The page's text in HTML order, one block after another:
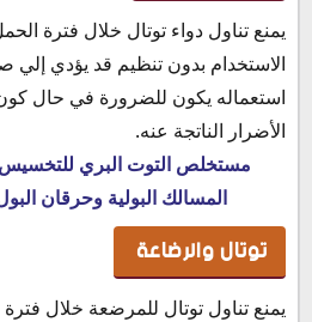
يمنع تناول دواء توتال خلال فترة
الاستخدام بدون تنظيم قد يؤدي إلي
استعماله يكون للضرورة في حال
الأضرار الناتجة عنه.
مستخلص التوت البري للتخسيس
المسالك البولية وحرقان
توتال والرضاعة
يمنع تناول توتال للمرضعة خلال